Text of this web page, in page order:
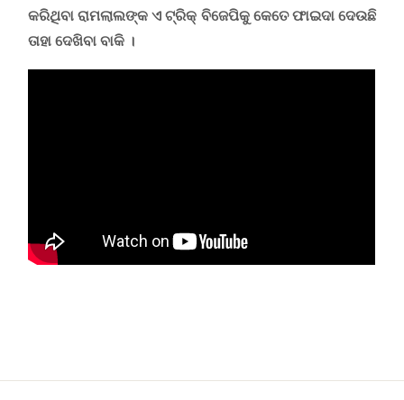
କରିଥିବା ରାମଲାଲଙ୍କ ଏ ଟ୍ରିକ୍ ବିଜେପିକୁ କେତେ ଫାଇଦା ଦେଉଛି
ତାହା ଦେଖିବା ବାକି ।